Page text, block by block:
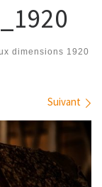
dimensions 1920
Suivant